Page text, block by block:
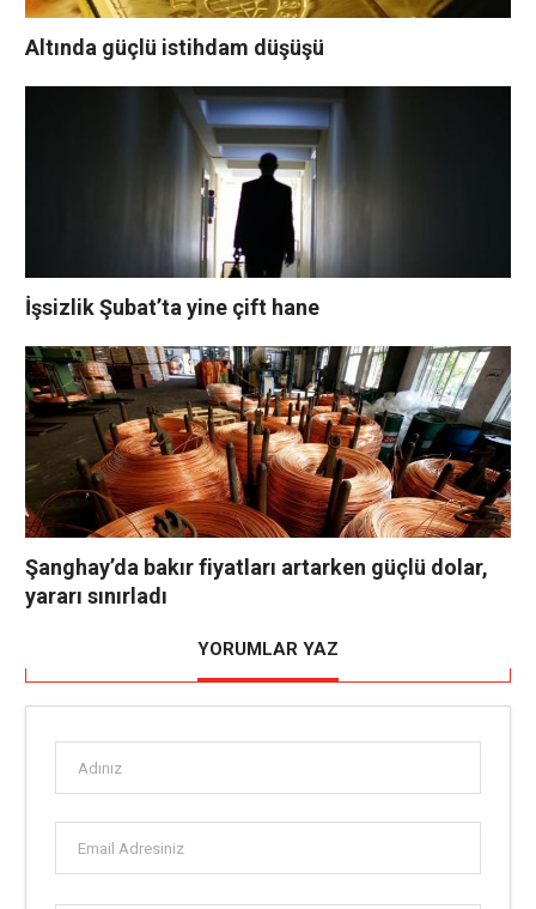
Altında güçlü istihdam düşüşü
İşsizlik Şubat’ta yine çift hane
Şanghay’da bakır fiyatları artarken güçlü dolar,
yararı sınırladı
YORUMLAR YAZ